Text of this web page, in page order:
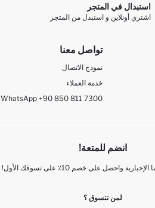
استبدال في المتجر
اشتري أونلاين و استبدل من المتجر
تواصل معنا
نموذج الاتصال
خدمة العملاء
WhatsApp +90 850 811 7300
انضم للمتعة!
واحصل على خصم 10٪ على تسوقك الأول!
لمن تتسوق ؟